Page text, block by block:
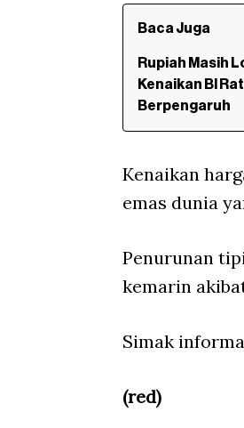
Baca Juga
Rupiah Masih
Kenaikan BI
Berpengaruh
Kenaikan
emas dunia
Penurunan
kemarin
Simak
(red)